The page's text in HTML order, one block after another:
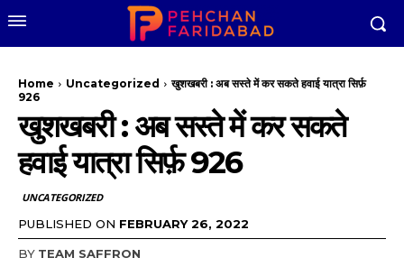
Home Uncategorized
खुशखबरी : अब सस्ते में कर सकते हवाई यात्रा सिर्फ़
926
खुशखबरी : अब सस्ते में कर सकते
हवाई यात्रा सिर्फ़ 926
UNCATEGORIZED
PUBLISHED ON FEBRUARY 26, 2022
BY TEAM SAFFRON